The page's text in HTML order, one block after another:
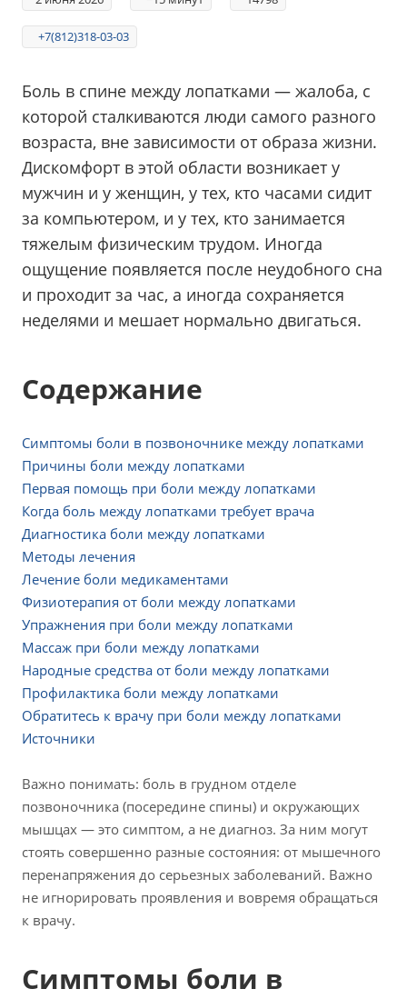
+7(812)318-03-03
Боль в спине между лопатками — жалоба, с
которой сталкиваются люди самого разного
возраста, вне зависимости от образа жизни.
Дискомфорт в этой области возникает у
мужчин и у женщин, у тех, кто часами сидит
за компьютером, и у тех, кто занимается
тяжелым физическим трудом. Иногда
ощущение появляется после неудобного сна
и проходит за час, а иногда сохраняется
неделями и мешает нормально двигаться.
Содержание
Симптомы боли в позвоночнике между лопатками
Причины боли между лопатками
Первая помощь при боли между лопатками
Когда боль между лопатками требует врача
Диагностика боли между лопатками
Методы лечения
Лечение боли медикаментами
Физиотерапия от боли между лопатками
Упражнения при боли между лопатками
Массаж при боли между лопатками
Народные средства от боли между лопатками
Профилактика боли между лопатками
Обратитесь к врачу при боли между лопатками
Источники
Важно понимать: боль в грудном отделе
позвоночника (посередине спины) и окружающих
мышцах — это симптом, а не диагноз. За ним могут
стоять совершенно разные состояния: от мышечного
перенапряжения до серьезных заболеваний. Важно
не игнорировать проявления и вовремя обращаться
к врачу.
Симптомы боли в